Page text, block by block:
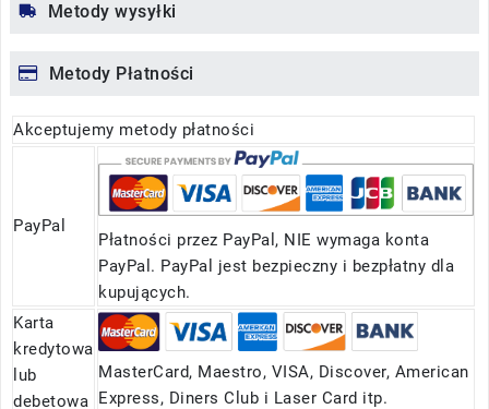
Metody wysyłki
Metody Płatności
Akceptujemy metody płatności
PayPal
Płatności przez PayPal, NIE wymaga konta
PayPal. PayPal jest bezpieczny i bezpłatny dla
kupujących.
Karta
kredytowa
lub
debetowa
MasterCard, Maestro, VISA, Discover, American
Express, Diners Club i Laser Card itp.